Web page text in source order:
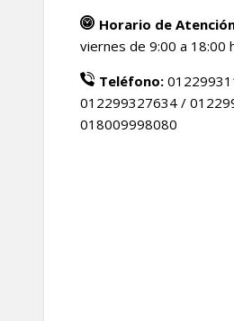
Horario de
viernes de 9:00 a 18:00
Teléfono:
012299327634 /
018009998080